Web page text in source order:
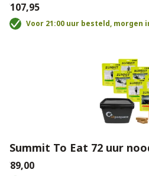
€107,95
Voor 21:00 uur besteld, morgen
Summit To Eat 72 uur
€89,00